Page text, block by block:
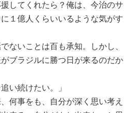
してくれたら？俺は、今治のサ
１億人くらいいるような気がす
ないことは百も承知。しかし、
ブラジルに勝つ日が来るのだか
い続けたい。」
何事をも、自分が深く思い考え